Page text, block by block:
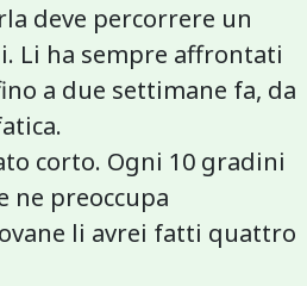
deve percorrere un
Li ha sempre affrontati
a due settimane fa, da
corto. Ogni 10 gradini
ne preoccupa
li avrei fatti quattro